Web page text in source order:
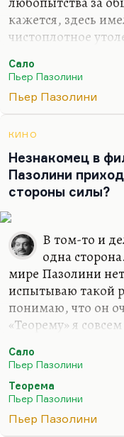
кажется, здесь
чистоплотное
фашизме — и за
эротическую
похоть. Мне
считала ее
больше в «Мама
совсем не в этом
спекулятивным,
Сало
Пьер Пазолини
Пьер Пазолини
КИНО
Незнакомец в
Пазолини
стороны силы?
В том-то и
одна
мире Пазолини
испытываю такой
понимаю, что он
«Теорему» я
противостоит
поэтическому,
итальянского
Но давайте
Сало
Пьер Пазолини
Теорема
Пьер Пазолини
Пьер Пазолини